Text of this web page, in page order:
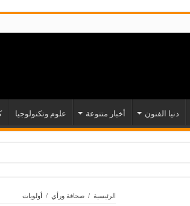
دنيا الفنون أخبار متنوعة علوم وتكنولوجيا
الرئيسية / صحافة ورأي / أولويات